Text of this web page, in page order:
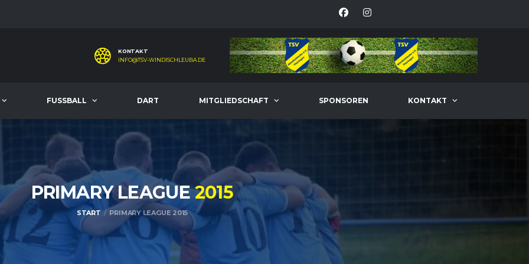
KONTAKT
INFO@TSV-WINDISCHLEUBA.DE
FUSSBALL DART MITGLIEDSCHAFT SPONSOREN KONTAKT
PRIMARY LEAGUE2015
START PRIMARY LEAGUE 2015